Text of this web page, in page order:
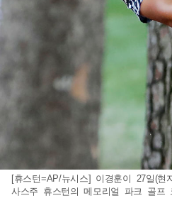
[휴스턴=AP/뉴시스] 이경훈이 27일(
사스주 휴스턴의 메모리얼 파크 골프